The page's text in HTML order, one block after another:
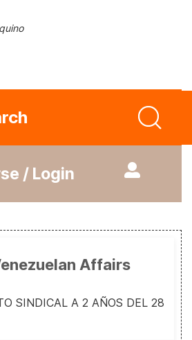
/ Login
Affairs
SINDICAL A 2 AÑOS DEL 28